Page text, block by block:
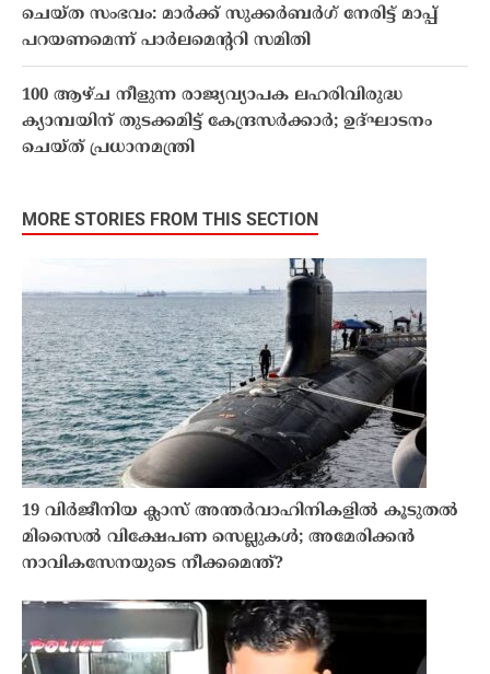
ചെയ്ത സംഭവം: മാർക്ക് സുക്കർബർഗ് നേരിട്ട് മാപ്പ്
പറയണമെന്ന് പാർലമെന്ററി സമിതി
100 ആഴ്ച നീളുന്ന രാജ്യവ്യാപക ലഹരിവിരുദ്ധ
ക്യാമ്പയിന് തുടക്കമിട്ട് കേന്ദ്രസർക്കാർ; ഉദ്ഘാടനം
ചെയ്ത് പ്രധാനമന്ത്രി
MORE STORIES FROM THIS SECTION
19 വിർജീനിയ ക്ലാസ് അന്തർവാഹിനികളിൽ കൂടുതൽ
മിസൈൽ വിക്ഷേപണ സെല്ലുകൾ; അമേരിക്കൻ
നാവികസേനയുടെ നീക്കമെന്ത്?